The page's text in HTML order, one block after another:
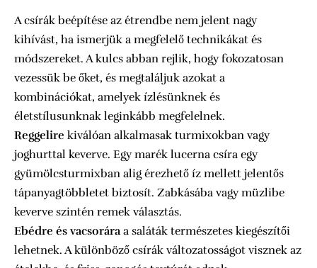
A csírák beépítése az étrendbe nem jelent nagy
kihívást, ha ismerjük a megfelelő technikákat és
módszereket. A kulcs abban rejlik, hogy fokozatosan
vezessük be őket, és megtaláljuk azokat a
kombinációkat, amelyek ízlésünknek és
életstílusunknak leginkább megfelelnek.
Reggelire kiválóan alkalmasak turmixokban vagy
joghurttal keverve. Egy marék lucerna csíra egy
gyümölcsturmixban alig érezhető íz mellett jelentős
tápanyagtöbbletet biztosít. Zabkásába vagy müzlibe
keverve szintén remek választás.
Ebédre és vacsoráraa saláták természetes kiegészítői
lehetnek. A különböző csírák változatosságot visznek az